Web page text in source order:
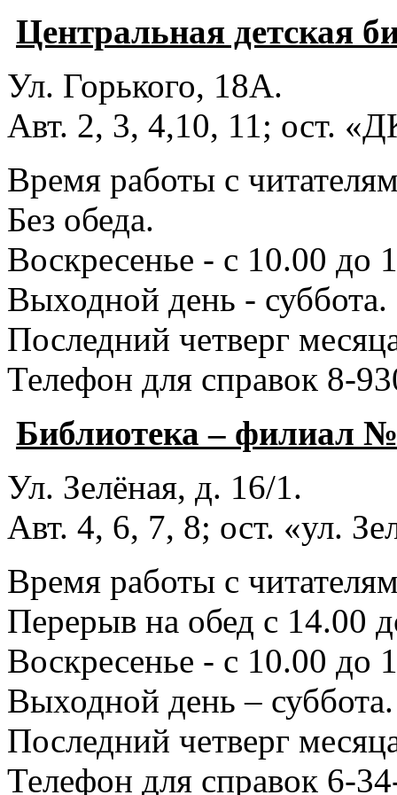
Центральная детская
Ул. Горького, 18А.
Авт. 2, 3, 4,10, 11; ост.
Время работы с
Без обеда.
Воскресенье - с 10.00 до
Выходной день - суббота.
Последний четверг
Телефон для справок 8-
Библиотека – филиал
Ул. Зелёная, д. 16/1.
Авт. 4, 6, 7, 8; ост. «ул.
Время работы с
Перерыв на обед с 14.00
Воскресенье - с 10.00 до
Выходной день – суббота.
Последний четверг
Телефон для справок 6-